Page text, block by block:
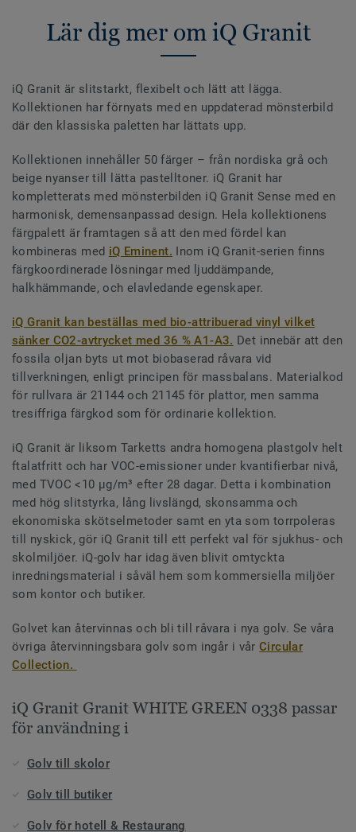
Lär dig mer om iQ Granit
iQ Granit är slitstarkt, flexibelt och lätt att lägga.
Kollektionen har förnyats med en uppdaterad mönsterbild
där den klassiska paletten har lättats upp.
Kollektionen innehåller 50 färger – från nordiska grå och
beige nyanser till lätta pastelltoner. iQ Granit har
kompletterats med mönsterbilden iQ Granit Sense med en
harmonisk, demensanpassad design. Hela kollektionens
färgpalett är framtagen så att den med fördel kan
kombineras med iQ Eminent. Inom iQ Granit-serien finns
färgkoordinerade lösningar med ljuddämpande,
halkhämmande, och elavledande egenskaper.
iQ Granit kan beställas med bio-attribuerad vinyl vilket
sänker CO2-avtrycket med 36 % A1-A3. Det innebär att den
fossila oljan byts ut mot biobaserad råvara vid
tillverkningen, enligt principen för massbalans. Materialkod
för rullvara är 21144 och 21145 för plattor, men samma
tresiffriga färgkod som för ordinarie kollektion.
iQ Granit är liksom Tarketts andra homogena plastgolv helt
ftalatfritt och har VOC-emissioner under kvantifierbar nivå,
med TVOC <10 µg/m³ efter 28 dagar. Detta i kombination
med hög slitstyrka, lång livslängd, skonsamma och
ekonomiska skötselmetoder samt en yta som torrpoleras
till nyskick, gör iQ Granit till ett perfekt val för sjukhus- och
skolmiljöer. iQ-golv har idag även blivit omtyckta
inredningsmaterial i såväl hem som kommersiella miljöer
som kontor och butiker.
Golvet kan återvinnas och bli till råvara i nya golv. Se våra
övriga återvinningsbara golv som ingår i vårCircular
Collection.
iQ Granit Granit WHITE GREEN 0338 passar
för användning i
Golv till skolor
Golv till butiker
Golv för hotell & Restaurang